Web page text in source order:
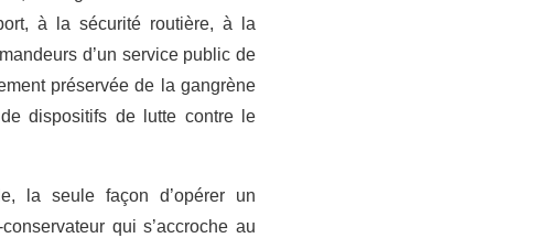
à la sécurité routière, à la
d’un service public de
préservée de la gangrène
dispositifs de lutte contre le
la seule façon d’opérer un
qui s’accroche au